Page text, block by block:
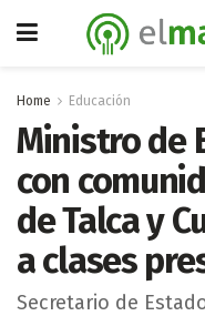
Home Educación
Ministro de
con
de Talca y
a clases
Secretario de